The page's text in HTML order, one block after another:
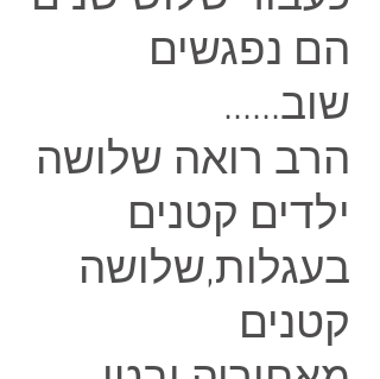
הם נפגשים
שוב......
הרב רואה שלושה
ילדים קטנים
בעגלות,שלושה
קטנים